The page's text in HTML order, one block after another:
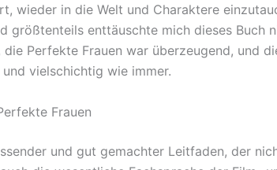
wieder in die Welt und Charaktere
größtenteils enttäuschte mich dieses Buch
die Perfekte Frauen war überzeugend, und
vielschichtig wie immer.
Frauen
und gut gemachter Leitfaden, der